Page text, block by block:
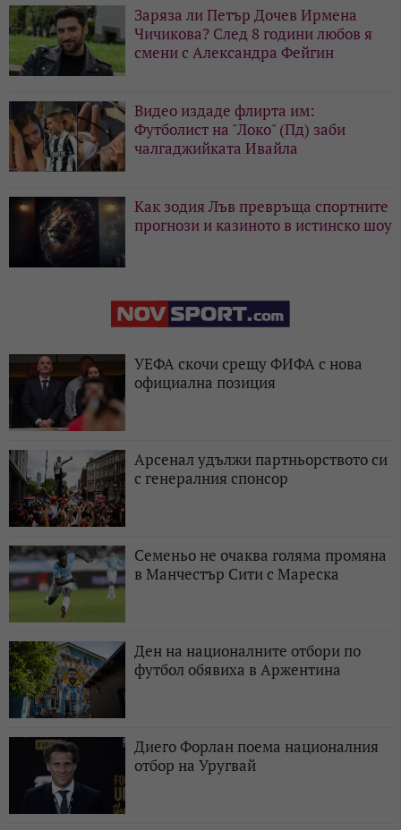
Заряза ли Петър Дочев Ирмена
Чичикова? След 8 години любов я
смени с Александра Фейгин
Видео издаде флирта им:
Футболист на "Локо" (Пд) заби
чалгаджийката Ивайла
Как зодия Лъв превръща спортните
прогнози и казиното в истинско шоу
УЕФА скочи срещу ФИФА с нова
официална позиция
Арсенал удължи партньорството си
с генералния спонсор
Семеньо не очаква голяма промяна
в Манчестър Сити с Мареска
Ден на националните отбори по
футбол обявиха в Аржентина
Диего Форлан поема националния
отбор на Уругвай